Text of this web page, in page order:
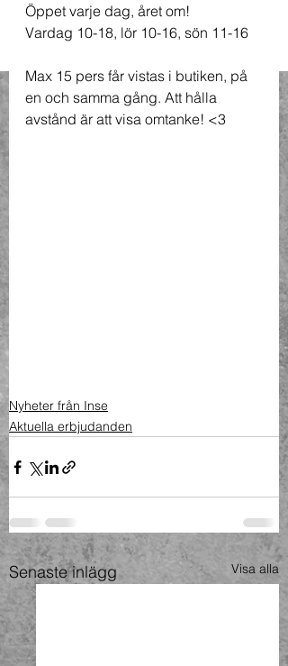
Öppet varje dag, året om!
Vardag 10-18, lör 10-16, sön 11-16
Max 15 pers får vistas i butiken, på
en och samma gång. Att hålla
avstånd är att visa omtanke! <3
Nyheter från Inse
Aktuella erbjudanden
Senaste inlägg Visa alla